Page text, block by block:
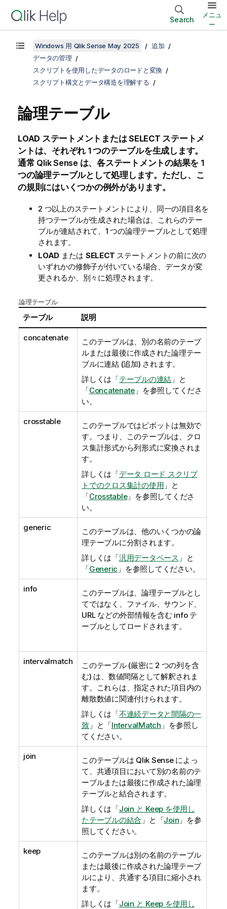
Search
メニュ
ー
Windows 用 Qlik Sense May 2025
追加
データの管理
スクリプトを使用したデータのロードと変換
スクリプト構文とデータ構造を理解する
論理テーブル
LOAD ステートメントまたはSELECT ステートメ
ントは、それぞれ 1 つのテーブルを生成します。
通常 Qlik Senseは、各ステートメントの結果を 1
つの論理テーブルとして処理します。ただし、こ
の規則にはいくつかの例外があります。
2 つ以上のステートメントにより、同一の項目名を
持つテーブルが生成された場合は、これらのテー
ブルが連結されて、1 つの論理テーブルとして処理
されます。
LOAD または SELECT ステートメントの前に次の
いずれかの修飾子が付いている場合、データが変
更されるか、別々に処理されます。
論理テーブル
テーブル 説明
concatenate
このテーブルは、別の名前のテーブ
ルまたは最後に作成された論理テー
ブルに連結 (追加) されます。
詳しくは「テーブルの連結 」と
「Concatenate 」を参照してくださ
い。
crosstable
このテーブルではピボットは無効で
す。つまり、このテーブルは、クロ
ス集計形式から列形式に変換されま
す。
詳しくは「データ ロード スクリプ
トでのクロス集計の使用 」と
「Crosstable」を参照してくださ
い。
generic
このテーブルは、他のいくつかの論
理テーブルに分割されます。
詳しくは「汎用データベース 」と
「Generic 」を参照してください。
info
このテーブルは、論理テーブルとし
てではなく、ファイル、サウンド、
URL などの外部情報を含む info テ
ーブルとしてロードされます。
intervalmatch
このテーブル (厳密に 2 つの列を含
む) は、数値間隔として解釈されま
す。これらは、指定された項目内の
離散数値に関連付けられます。
詳しくは「不連続データと間隔の一
致」と「IntervalMatch 」を参照し
てください。
join このテーブルは Qlik Senseによっ
て、共通項目において別の名前のテ
ーブルまたは最後に作成された論理
テーブルと結合されます。
詳しくは「Join と Keep を使用し
たテーブルの結合 」と「Join 」を参
照してください。
keep
このテーブルは別の名前のテーブル
または最後に作成された論理テーブ
ルにより、共通する項目に縮小され
ます。
詳しくは「Join と Keep を使用し